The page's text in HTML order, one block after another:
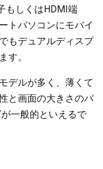
もしくはHDMI端
トパソコンにモバイ
もデュアルディスプ
す。
デルが多く、薄くて
と画面の大きさのバ
一般的といえるで